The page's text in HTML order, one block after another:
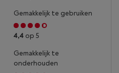
Gemakkelijk te gebruiken
4,4 op 5
Gemakkelijk te
onderhouden